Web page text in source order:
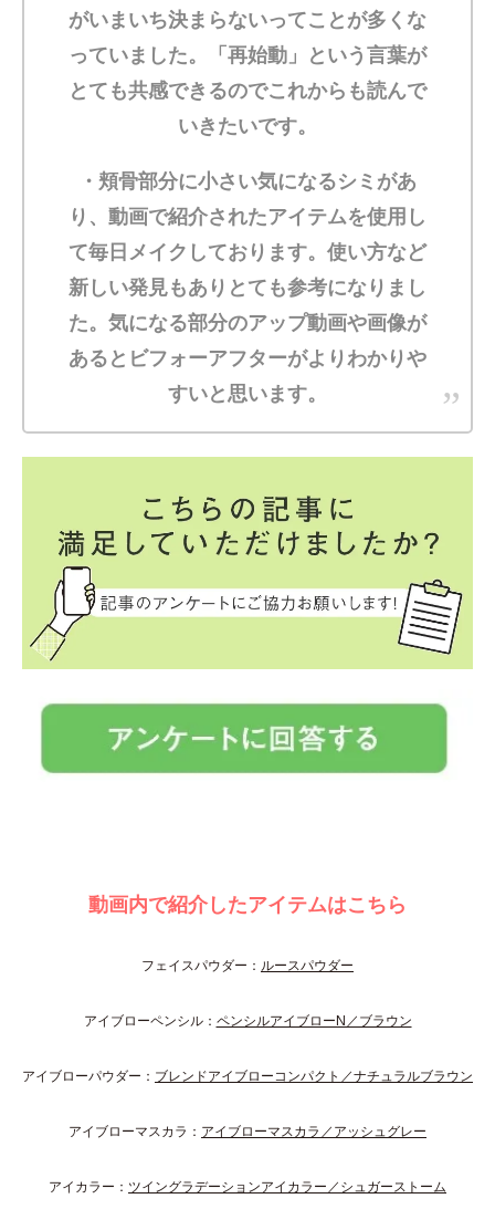
がいまいち決まらないってことが多くな
っていました。「再始動」という言葉が
とても共感できるのでこれからも読んで
いきたいです。
・頬骨部分に小さい気になるシミがあ
り、動画で紹介されたアイテムを使用し
て毎日メイクしております。使い方など
新しい発見もありとても参考になりまし
た。気になる部分のアップ動画や画像が
あるとビフォーアフターがよりわかりや
すいと思います。
動画内で紹介したアイテムはこちら
フェイスパウダー： ルースパウダー
アイブローペンシル： ペンシルアイブローN／ブラウン
アイブローパウダー： ブレンドアイブローコンパクト／ナチュラルブラウン
アイブローマスカラ： アイブローマスカラ／アッシュグレー
アイカラー： ツイングラデーションアイカラー／シュガーストーム